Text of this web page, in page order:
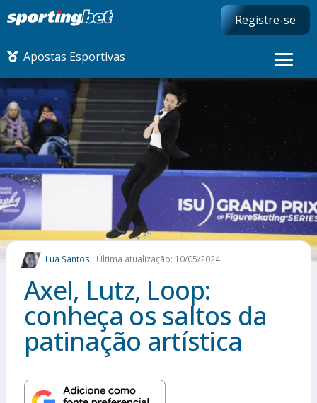
Registre-se
Apostas Esportivas
CONMEBOL LIBERTADORES
FUTEBOL NACIONAL
FUTEBOL INTERNACIONAL
COMO APOSTAR
MAIS ESPORTES
Lua Santos Última atualização: 10/05/2024
Axel, Lutz, Loop:
conheça os saltos da
patinação artística